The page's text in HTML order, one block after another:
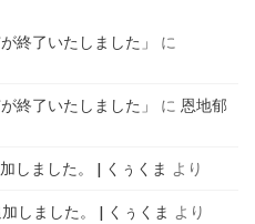
終了いたしました」
に
終了いたしました」 に 恩地郁
しました。 | くぅくま より
しました。 | くぅくま より